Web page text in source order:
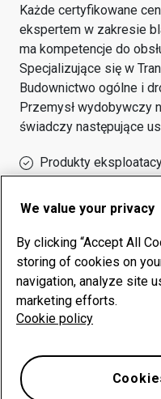
Każde certyfikowane
ekspertem w zakresie
ma kompetencje do
Specjalizujące się w
Budownictwo ogólne i
Przemysł wydobywczy
świadczy następujące
Produkty
sprawności urządzeń
HURTOSTAL 2 SP. Z
We value your privacy
By clicking “Accept All
storing of cookies on
navigation, analyze site
marketing efforts.
Cookie policy